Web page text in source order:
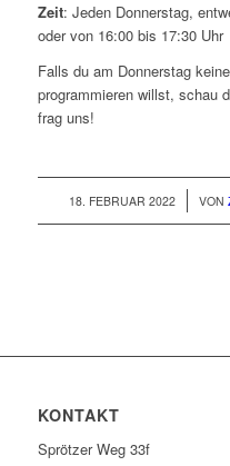
Zeit: Jeden Donnerstag,
oder von 16:00 bis 17:30 Uhr
Falls du am Donnerstag
programmieren willst, schau
frag uns!
18. FEBRUAR 2022
/ VON
KONTAKT
Sprötzer Weg 33f